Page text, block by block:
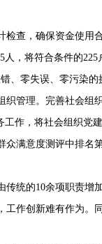
查，确保资金使用
人，将符合条件的225
、零失误、零污染的
织管理。完善社会组
作，将社会组织党
满意度测评中排名第
传统的10余项职责增
作创新难有作为。